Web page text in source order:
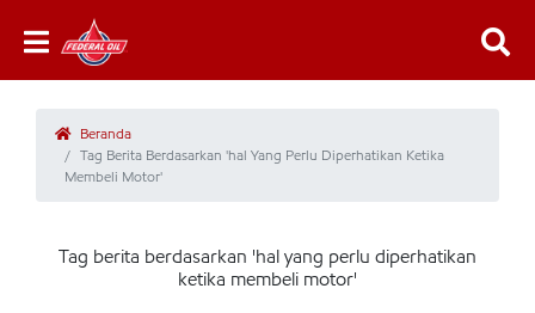
Beranda
Tag Berita Berdasarkan 'hal Yang Perlu Diperhatikan Ketika
Membeli Motor'
Tag berita berdasarkan 'hal yang perlu diperhatikan
ketika membeli motor'